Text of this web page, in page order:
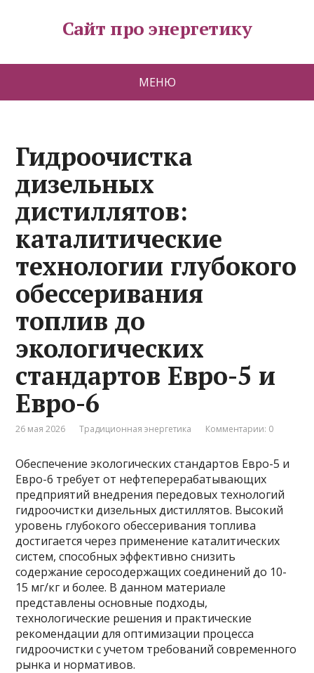
Сайт про энергетику
МЕНЮ
Гидроочистка
дизельных
дистиллятов:
каталитические
технологии глубокого
обессеривания
топлив до
экологических
стандартов Евро-5 и
Евро-6
26 мая 2026 Традиционная энергетика Комментарии: 0
Обеспечение экологических стандартов Евро-5 и
Евро-6 требует от нефтеперерабатывающих
предприятий внедрения передовых технологий
гидроочистки дизельных дистиллятов. Высокий
уровень глубокого обессеривания топлива
достигается через применение каталитических
систем, способных эффективно снизить
содержание серосодержащих соединений до 10-
15 мг/кг и более. В данном материале
представлены основные подходы,
технологические решения и практические
рекомендации для оптимизации процесса
гидроочистки с учетом требований современного
рынка и нормативов.